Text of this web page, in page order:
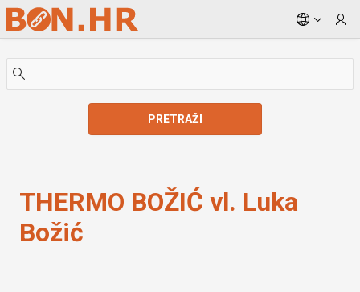
Skip to Main Content
PRETRAŽI
THERMO BOŽIĆ vl. Luka
Božić